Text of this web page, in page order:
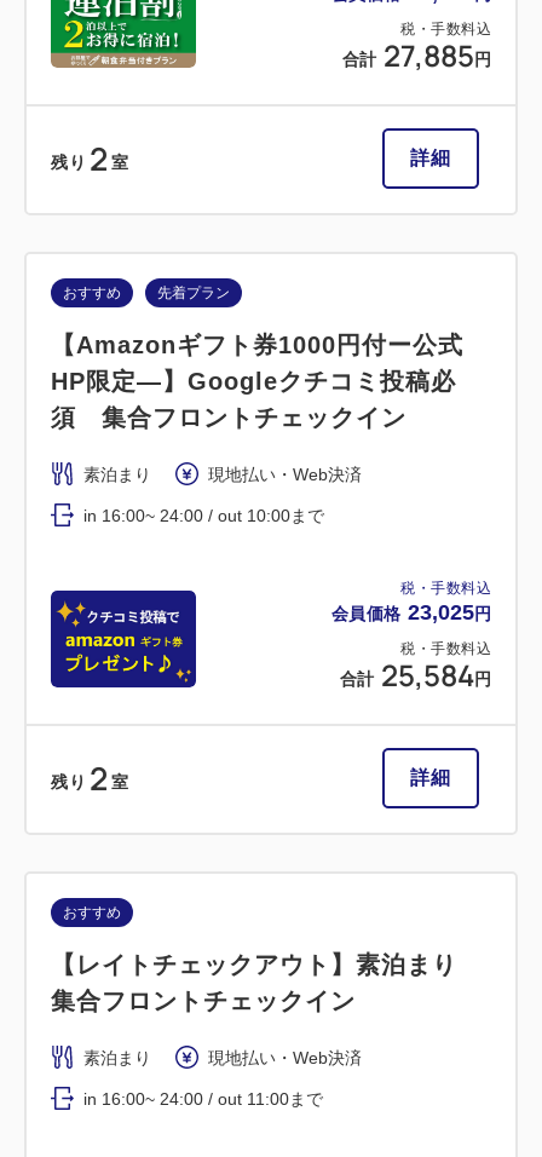
税・手数料込
合計 27,885 円
残り 2 室 詳細
税・手数料込
会員価格 23,025円
税・手数料込
合計 25,584円
おすすめ 先着プラン
【Amazonギフト券1000円付ー公式
HP限定―】Googleクチコミ投稿必
須 集合フロントチェックイン
素泊まり 現地払い・Web決済
in 16:00~ 24:00 / out 10:00まで
残り 2 室 詳細
おすすめ
【レイトチェックアウト】素泊まり
集合フロントチェックイン
素泊まり 現地払い・Web決済
in 16:00~ 24:00 / out 11:00まで